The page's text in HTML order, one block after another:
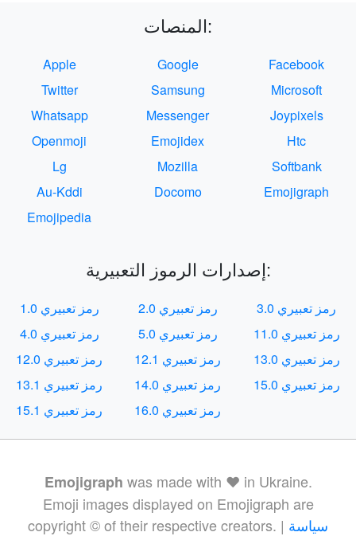
المنصات:
Apple Google
Facebook
Twitter
Samsung
Microsoft
Whatsapp
Messenger
Joypixels
Openmoji
Emojidex
Htc
Lg
Mozilla
Softbank
Au-Kddi
Docomo
Emojigraph
Emojipedia
إصدارات الرموز التعبيرية:
رمز تعبيري 1.0 رمز تعبيري 2.0
رمز تعبيري 3.0
رمز تعبيري 4.0
رمز تعبيري 5.0
رمز تعبيري 11.0
رمز تعبيري 12.0
رمز تعبيري 12.1
رمز تعبيري 13.0
رمز تعبيري 13.1
رمز تعبيري 14.0
رمز تعبيري 15.0
رمز تعبيري 15.1
رمز تعبيري 16.0
Emojigraph was made with ❤️ in Ukraine.
Emoji images displayed on Emojigraph are
copyright © of their respective creators. | سياسة